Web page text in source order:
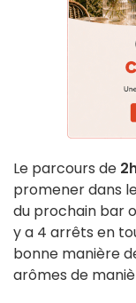
Le parcours de
promener dans
du prochain bar
y a 4 arrêts en
bonne manière
arômes de